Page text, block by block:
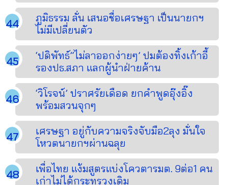
ภูมิธรรม ลั่น เสนอชื่อเศรษฐา เป็นนายกฯ
ไม่มีเปลี่ยนตัว
‘ปดิพัทธ์’‘ไม่ลาออกง่ายๆ’ ปมต้องทิ้งเก้าอี้
รองปธ.สภา แลกผู้นำฝ่ายค้าน
‘วิโรจน์’ ปราศรัยเดือด ยกคำพูดอุ๊งอิ๊ง
พร้อมสวนจุกๆ
เศรษฐา อยู่กับความจริงจับมือ2ลุง มั่นใจ
โหวตนายกฯผ่านฉลุย
เพื่อไทย แง้มสูตรแบ่งโควตารมต. 9ต่อ1 คน
เก่าไม่ได้กระทรวงเดิม